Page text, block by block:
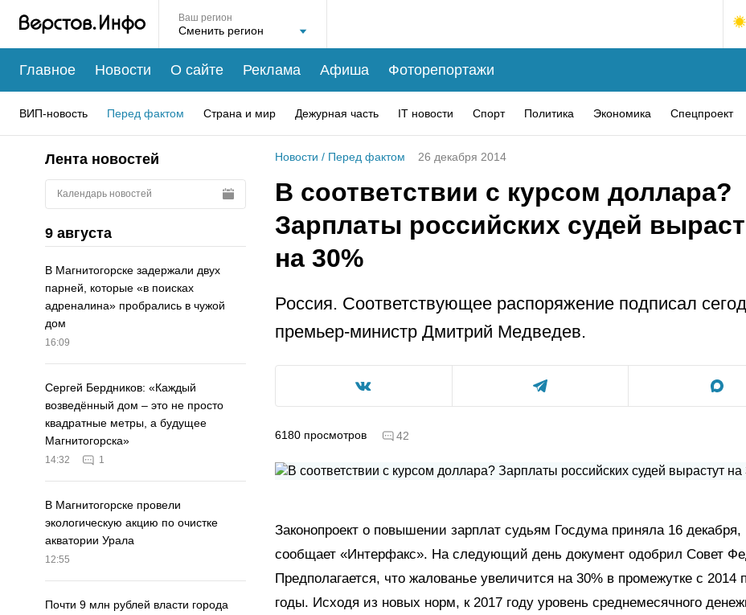
Ваш регион
Главное Новости О сайте Реклама Афиша Фоторепортажи
ВИП-новость Перед фактом Страна и мир Дежурная часть IT новости Спорт Политика Экономика Спецпроект
Лента новостей
Календарь новостей
9 августа
В Магнитогорске задержали двух
парней, которые «в поисках
адреналина» пробрались в чужой
дом
16:09
Сергей Бердников: «Каждый
возведённый дом – это не просто
квадратные метры, а будущее
Магнитогорска»
14:32 1
В Магнитогорске провели
экологическую акцию по очистке
акватории Урала
12:55
Почти 9 млн рублей власти города
Новости / Перед фактом 26 декабря 2014
В соответствии с курсом доллара?
Зарплаты российских судей
на 30%
Россия. Соответствующее распоряжение подписал
премьер-министр Дмитрий Медведев.
6180 просмотров 42
Законопроект о повышении зарплат судьям Госдума приняла 16 декабря,
сообщает «Интерфакс». На следующий день документ одобрил Совет
Предполагается, что жалованье увеличится на 30% в промежутке с 2014
годы. Исходя из новых норм, к 2017 году уровень среднемесячного